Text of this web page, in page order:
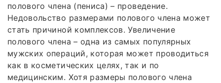
полового члена (пениса) – проведение.
Недовольство размерами полового члена может
стать причиной комплексов. Увеличение
полового члена – одна из самых популярных
мужских операций, которая может проводиться
как в косметических целях, так и по
медицинским. Хотя размеры полового члена